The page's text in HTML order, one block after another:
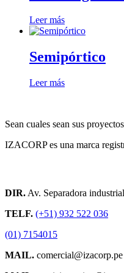
Leer más
Semipórtico
Leer más
Sean cuales sean sus
IZACORP es una marca
DIR. Av. Separadora
TELF. (+51) 932 522 036
(01) 7154015
MAIL. comercial@izacorp.pe